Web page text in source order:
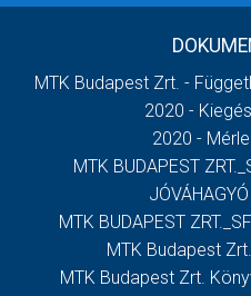
MTK Budapest Zrt. -
2020 -
2020 -
MTK BUDAPEST
MTK BUDAPEST
MTK Budapest
MTK Budapest Zrt.